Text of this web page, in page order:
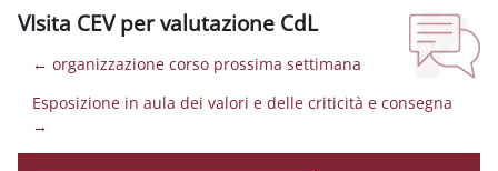
VIsita CEV per valutazione CdL
← organizzazione corso prossima settimana
Esposizione in aula dei valori e delle criticità e consegna
→